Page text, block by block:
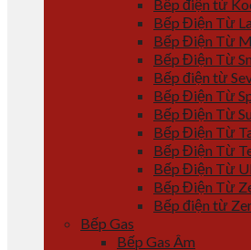
Bếp điện từ
Bếp Điện Từ
Bếp Điện Từ
Bếp Điện Từ
Bếp điện từ
Bếp Điện Từ
Bếp Điện Từ
Bếp Điện Từ
Bếp Điện Từ
Bếp Điện Từ
Bếp Điện Từ
Bếp điện từ
Bếp Gas
Bếp Gas Âm